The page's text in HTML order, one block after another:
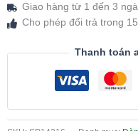
Giao hàng từ 1 đến 3
Cho phép đổi trả trong
Thanh toán